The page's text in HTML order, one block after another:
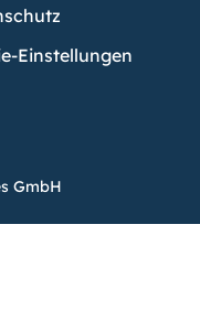
Einstellungen
GmbH